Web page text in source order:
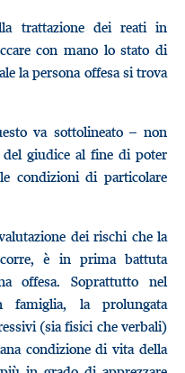
trattazione dei reati in
con mano lo stato di
la persona offesa si trova
va sottolineato – non
del giudice al fine di poter
condizioni di particolare
dei rischi che la
è in prima battuta
offesa. Soprattutto nel
famiglia, la prolungata
(sia fisici che verbali)
condizione di vita della